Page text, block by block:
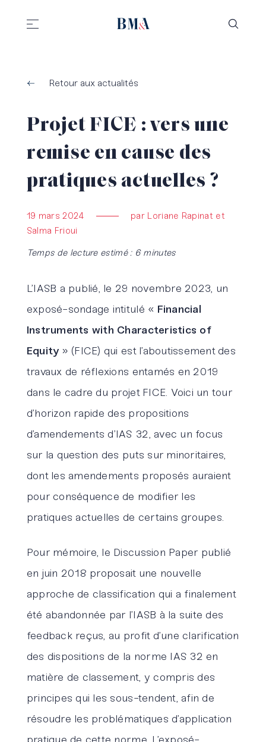
Retour aux actualités
Projet FICE : vers une
remise en cause des
pratiques actuelles ?
19 mars 2024
par Loriane Rapinat et
Salma Frioui
Temps de lecture estimé : 6 minutes
L’IASB a publié, le 29 novembre 2023, un
exposé-sondage intitulé « Financial
Instruments with Characteristics of
Equity » (FICE) qui est l’aboutissement des
travaux de réflexions entamés en 2019
dans le cadre du projet FICE. Voici un tour
d’horizon rapide des propositions
d’amendements d’IAS 32, avec un focus
sur la question des puts sur minoritaires,
dont les amendements proposés auraient
pour conséquence de modifier les
pratiques actuelles de certains groupes.
Pour mémoire, le Discussion Paper publié
en juin 2018 proposait une nouvelle
approche de classification qui a finalement
été abandonnée par l’IASB à la suite des
feedback reçus, au profit d’une clarification
des dispositions de la norme IAS 32 en
matière de classement, y compris des
principes qui les sous-tendent, afin de
résoudre les problématiques d’application